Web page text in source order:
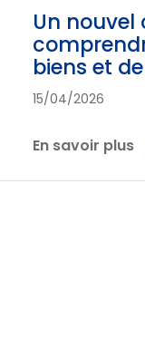
Un nouvel
biens et
15/04/2026
En savoir plus